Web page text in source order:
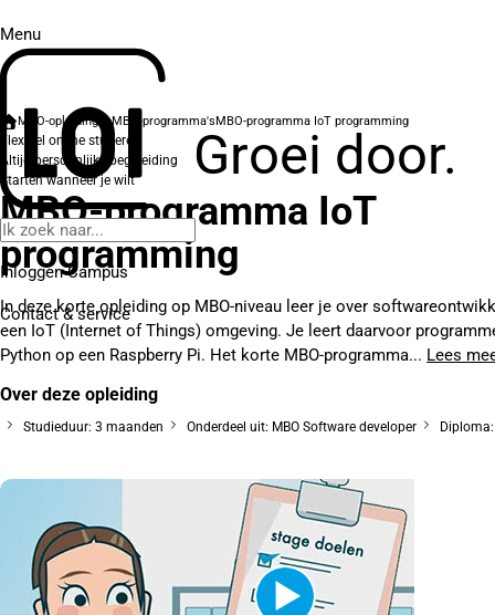
Menu
Groei door.
Inloggen Campus
Contact& service
MBO-opleidingenMBO-programma'sMBO-programma IoT programming
Flexibel online studeren
Altijd persoonlijke begeleiding
Starten wanneer je wilt
MBO-programma IoT
programming
In deze korte opleiding op MBO-niveau leer je over
een IoT (Internet of Things) omgeving. Je leert daarvoor
Python op een Raspberry Pi. Het korte MBO-programma... Lees
Over deze opleiding
Studieduur: 3 maanden Onderdeel uit: MBO Software developer